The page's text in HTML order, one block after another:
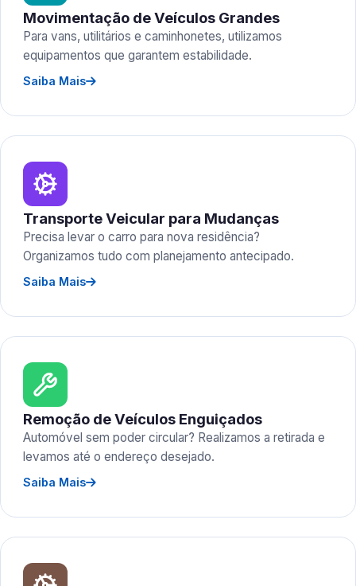
Movimentação de Veículos Grandes
Para vans, utilitários e caminhonetes, utilizamos
equipamentos que garantem estabilidade.
Saiba Mais
Transporte Veicular para Mudanças
Precisa levar o carro para nova residência?
Organizamos tudo com planejamento antecipado.
Saiba Mais
Remoção de Veículos Enguiçados
Automóvel sem poder circular? Realizamos a retirada e
levamos até o endereço desejado.
Saiba Mais